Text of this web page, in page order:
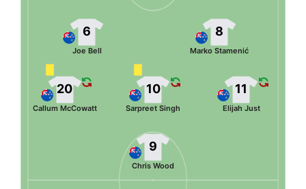
8
Marko Stamenić
6
Joe Bell
11
Elijah Just
10
Sarpreet Singh
20
Callum McCowatt
9
Chris Wood